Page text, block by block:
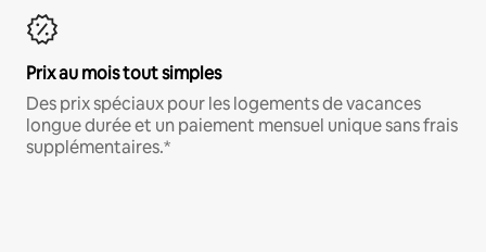
Prix au mois tout simples
Des prix spéciaux pour les logements de vacances
longue durée et un paiement mensuel unique sans frais
supplémentaires.*